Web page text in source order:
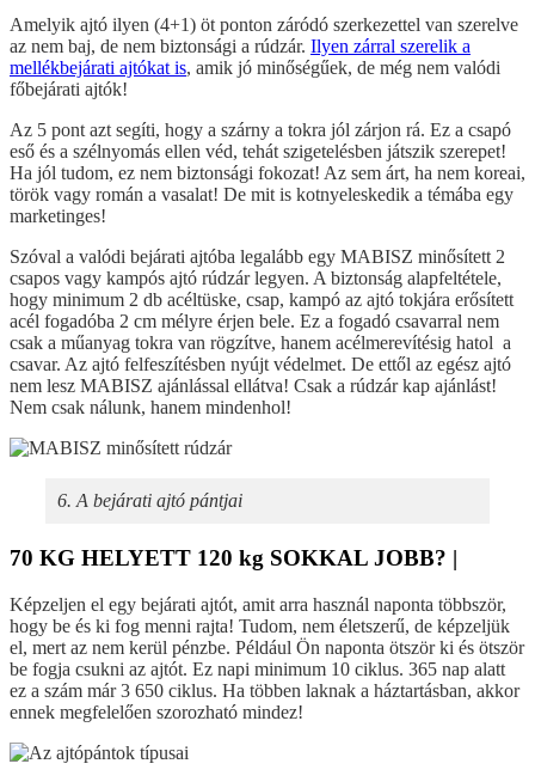
Amelyik ajtó ilyen (4+1) öt ponton záródó szerkezettel van szerelve
az nem baj, de nem biztonsági a rúdzár. Ilyen zárral szerelik a
mellékbejárati ajtókat is, amik jó minőségűek, de még nem valódi
főbejárati ajtók!
Az 5 pont azt segíti, hogy a szárny a tokra jól zárjon rá. Ez a csapó
eső és a szélnyomás ellen véd, tehát szigetelésben játszik szerepet!
Ha jól tudom, ez nem biztonsági fokozat! Az sem árt, ha nem koreai,
török vagy román a vasalat! De mit is kotnyeleskedik a témába egy
marketinges!
Szóval a valódi bejárati ajtóba legalább egy MABISZ minősített 2
csapos vagy kampós ajtó rúdzár legyen. A biztonság alapfeltétele,
hogy minimum 2 db acéltüske, csap, kampó az ajtó tokjára erősített
acél fogadóba 2 cm mélyre érjen bele. Ez a fogadó csavarral nem
csak a műanyag tokra van rögzítve, hanem acélmerevítésig hatol a
csavar. Az ajtó felfeszítésben nyújt védelmet. De ettől az egész ajtó
nem lesz MABISZ ajánlással ellátva! Csak a rúdzár kap ajánlást!
Nem csak nálunk, hanem mindenhol!
6. A bejárati ajtó pántjai
70 KG HELYETT 120 kg SOKKAL JOBB? |
Képzeljen el egy bejárati ajtót, amit arra használ naponta többször,
hogy be és ki fog menni rajta! Tudom, nem életszerű, de képzeljük
el, mert az nem kerül pénzbe. Például Ön naponta ötször ki és ötször
be fogja csukni az ajtót. Ez napi minimum 10 ciklus. 365 nap alatt
ez a szám már 3 650 ciklus. Ha többen laknak a háztartásban, akkor
ennek megfelelően szorozható mindez!